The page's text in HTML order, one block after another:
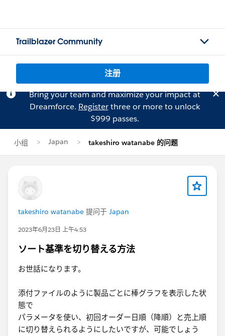
Trailblazer Community
注册
Bring your team and maximize your impact at
Dreamforce. Registerthree or more to unlock
$999 passes.
小组 Japan takeshiro watanabe 的问题
takeshiro watanabe 提问于 Japan
2023年6月23日 上午4:53
ソート基準を切り替える方法
お世話になります。
添付ファイルのように製品ごとに棒グラフを表示した状
態で
パラメータを使い、初回オーダー日順（降順）と売上順
に切り替えられるようにしたいですが、可能でしょう